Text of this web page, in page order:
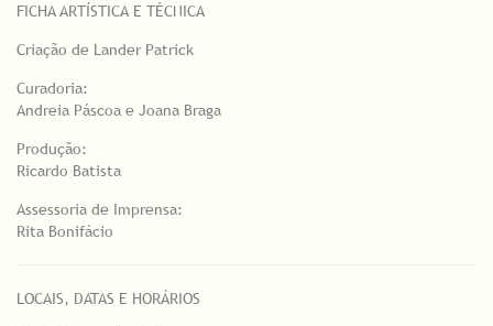
FICHA ARTÍSTICA E TÉCNICA
Criação de Lander Patrick
Curadoria:
Andreia Páscoa e Joana Braga
Produção:
Ricardo Batista
Assessoria de Imprensa:
Rita Bonifácio
LOCAIS, DATAS E HORÁRIOS